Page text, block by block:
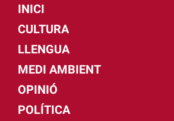
INICI
CULTURA
LLENGUA
MEDI AMBIENT
OPINIÓ
POLÍTICA